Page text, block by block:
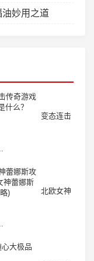
妙用之道
变态连击
北欧女神